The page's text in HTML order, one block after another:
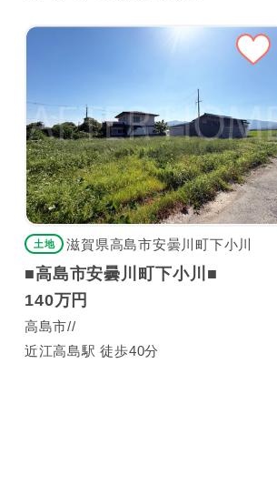
土地 滋賀県高島市安曇川町下小川
■高島市安曇川町下小川■
140万円
高島市
近江高島駅 徒歩40分